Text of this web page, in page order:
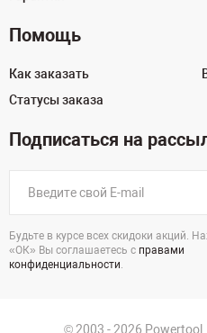
Помощь
Как заказать
Статусы заказа
Подписаться на
Будьте в курсе всех скидоки акций.
«ОК» Вы соглашаетесь с правами
конфиденциальности.
© 2003 - 2026